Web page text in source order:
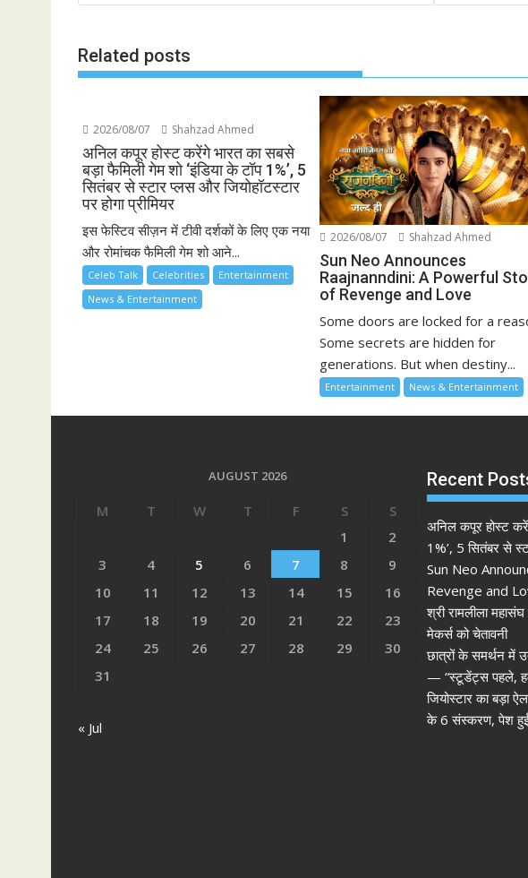
Related posts
2026/08/07 Shahzad Ahmed
अनिल कपूर होस्ट करेंगे भारत का सबसे
बड़ा फैमिली गेम शो ‘इंडिया के टॉप 1%’, 5
सितंबर से स्टार प्लस और जियोहॉटस्टार
पर होगा प्रीमियर
इस फेस्टिव सीज़न में टीवी दर्शकों के लिए एक नया
और रोमांचक फैमिली गेम शो आने...
Celeb Talk Celebrities
Entertainment
News & Entertainment
2026/08/07 Shahzad Ahmed
Sun Neo Announces
Raajnanndini: A Powerful
of Revenge and Love
Some doors are locked for a
Some secrets are hidden for
generations. But when destiny...
Entertainment News & Entertainment
AUGUST 2026
M T W T F S
S
1
2
3
4 5 6 7 8
9
10
11 12 13 14 15
16
17
18 19 20 21 22
23
24
25 26 27 28 29
30
31
« Jul
Recent
अनिल कपूर होस्ट
1%’, 5 सितंबर से
Sun Neo
Revenge and
श्री रामलीला
मेकर्स को चेतावनी
छात्रों के समर्थन में
— “स्टूडेंट्स पहले,
जियोस्टार का बड़ा
के 6 संस्करण, पेश हुई